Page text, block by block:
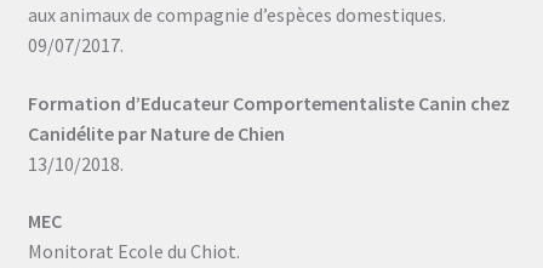
aux animaux de compagnie d’espèces domestiques.
09/07/2017.
Formation d’Educateur Comportementaliste Canin chez
Canidélite par Nature de Chien
13/10/2018.
MEC
Monitorat Ecole du Chiot.